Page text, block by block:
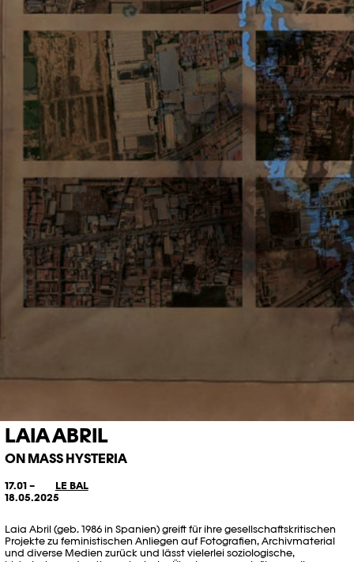
LAIA ABRIL
ON MASS HYSTERIA
17.01 –
18.05.2025
LE BAL
Laia Abril (geb. 1986 in Spanien) greift für ihre gesellschaftskritischen
Projekte zu feministischen Anliegen auf Fotografien, Archivmaterial
und diverse Medien zurück und lässt vielerlei soziologische,